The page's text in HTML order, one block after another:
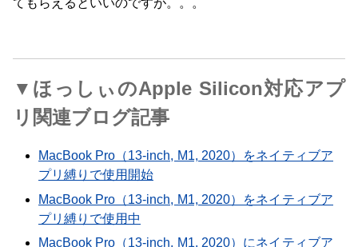
てもらえるといいのですが。。。
▼ほっしぃのApple Silicon対応アプ
リ関連ブログ記事
MacBook Pro（13-inch, M1, 2020）をネイティブア
プリ縛りで使用開始
MacBook Pro（13-inch, M1, 2020）をネイティブア
プリ縛りで使用中
MacBook Pro（13-inch, M1, 2020）にネイティブア